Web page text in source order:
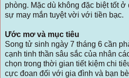
phòng. Mặc dù không đặc biệt tốt
sự may mắn tuyệt vời với tiền bạc.
Ước mơ và mục tiêu
Song tử sinh ngày 7 tháng 6 cần
cạnh tinh thần sâu sắc của nhân
chọn trong thời gian tiết kiệm chi
cực đoan đối với gia đình và bạn